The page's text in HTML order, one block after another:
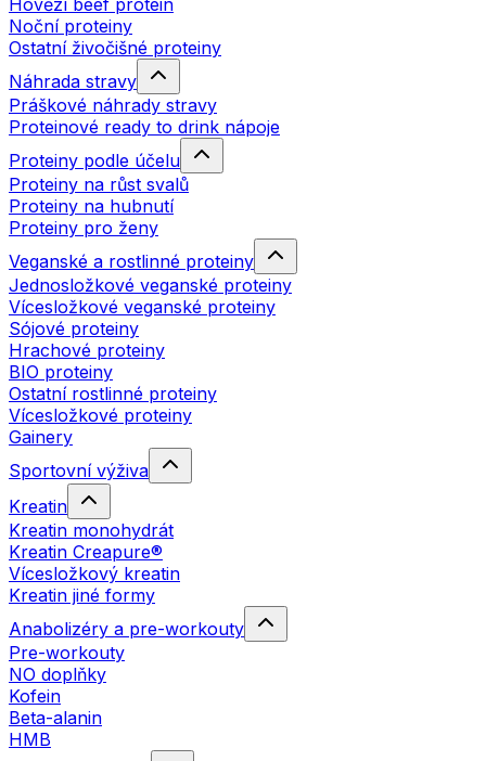
Hovězí beef protein
Noční proteiny
Ostatní živočišné proteiny
Náhrada stravy
Práškové náhrady stravy
Proteinové ready to drink nápoje
Proteiny podle účelu
Proteiny na růst svalů
Proteiny na hubnutí
Proteiny pro ženy
Veganské a rostlinné proteiny
Jednosložkové veganské proteiny
Vícesložkové veganské proteiny
Sójové proteiny
Hrachové proteiny
BIO proteiny
Ostatní rostlinné proteiny
Vícesložkové proteiny
Gainery
Sportovní výživa
Kreatin
Kreatin monohydrát
Kreatin Creapure®
Vícesložkový kreatin
Kreatin jiné formy
Anabolizéry a pre-workouty
Pre-workouty
NO doplňky
Kofein
Beta-alanin
HMB